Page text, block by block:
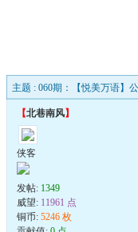
主题 : 060期：【悦美万语】
【北巷南风】
侠客
发帖: 1349
威望: 11961 点
铜币: 5246 枚